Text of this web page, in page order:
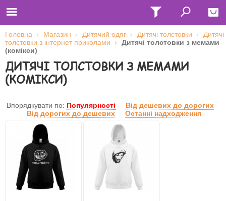
Close
Главная
Футболки
Толстовки (кенгурушки)
Бейсболки
Ветровки
Оплата и доставка
Сотрудничество
Ім'я користувача
Пароль
Головна Магазин Дитячий одяг Дитячі толстовки
Дитячі
толстовки з інтернет приколами
Дитячі толстовки з мемами
(комікси)
ДИТЯЧІ ТОЛСТОВКИ З МЕМАМИ
(КОМІКСИ)
Впорядкувати по: Популярності
Від дешевих до дорогих
Від дорогих до дешевих
Останні надходження